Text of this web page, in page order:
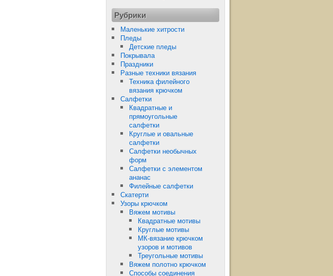
Рубрики
Маленькие хитрости
Пледы
Детские пледы
Покрывала
Праздники
Разные техники вязания
Техника филейного
вязания крючком
Салфетки
Квадратные и
прямоугольные
салфетки
Круглые и овальные
салфетки
Салфетки необычных
форм
Салфетки с элементом
ананас
Филейные салфетки
Скатерти
Узоры крючком
Вяжем мотивы
Квадратные мотивы
Круглые мотивы
МК-вязание крючком
узоров и мотивов
Треугольные мотивы
Вяжем полотно крючком
Способы соединения